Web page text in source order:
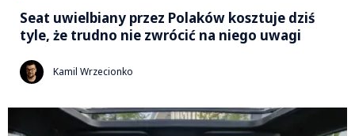
Seat uwielbiany przez Polaków kosztuje dziś
tyle, że trudno nie zwrócić na niego uwagi
Kamil Wrzecionko